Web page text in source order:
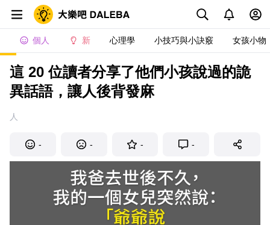
個人 新 心理學 小技巧與小訣竅 女孩小物
這 20 位讀者分享了他們小孩說過的詭
異話語，讓人後背發麻
人
- - - -